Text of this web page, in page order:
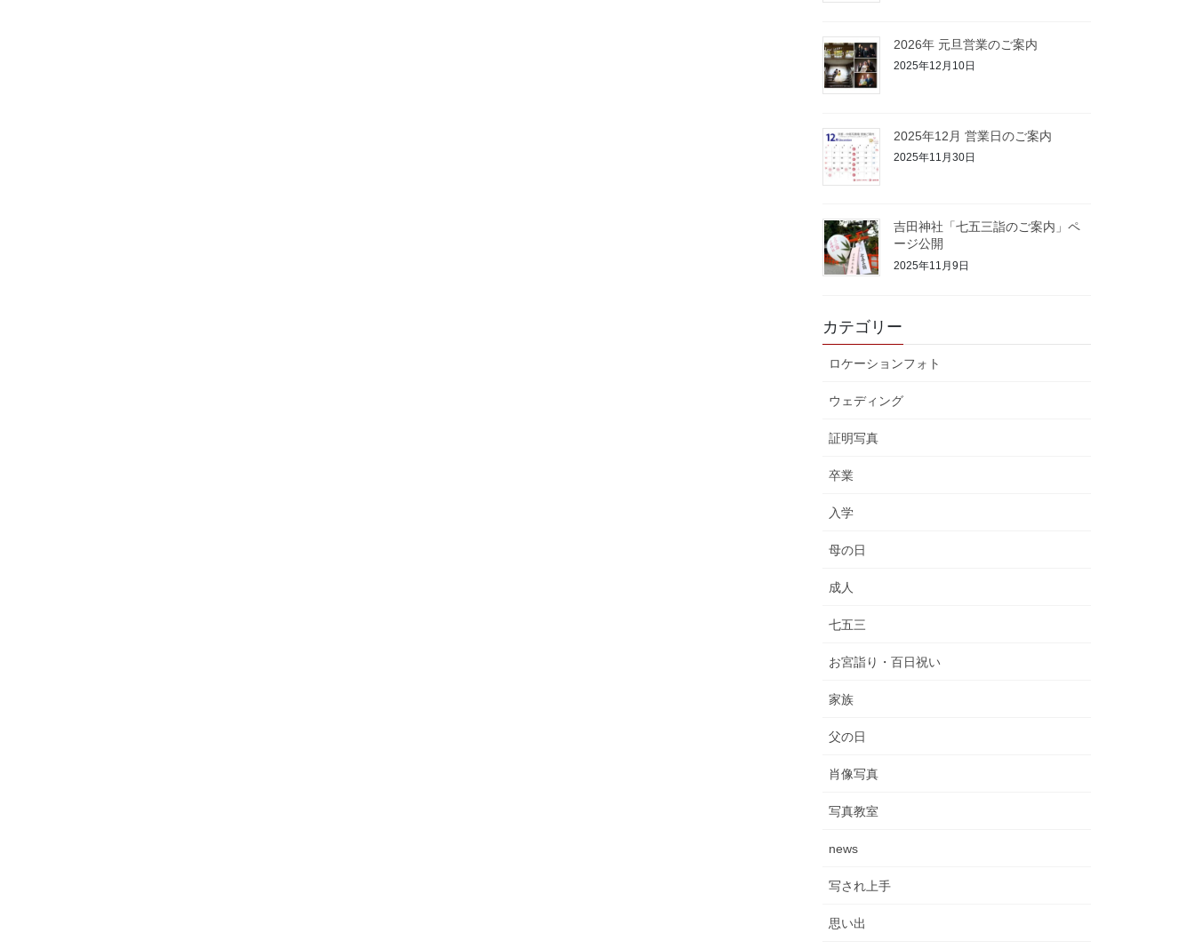
2026年 元旦営業のご案内
2025年12月10日
2025年12月 営業日のご案内
2025年11月30日
吉田神社「七五三詣のご案内」ペ
ージ公開
2025年11月9日
カテゴリー
ロケーションフォト
ウェディング
証明写真
卒業
入学
母の日
成人
七五三
お宮詣り・百日祝い
家族
父の日
肖像写真
写真教室
news
写され上手
思い出